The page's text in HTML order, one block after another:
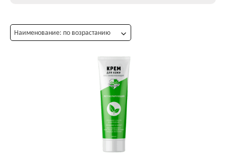
Наименование: по возрастанию